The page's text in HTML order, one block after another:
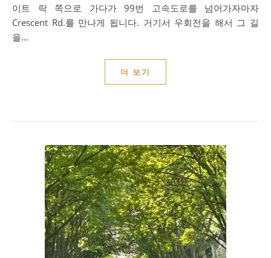
이트 락 쪽으로 가다가 99번 고속도로를 넘어가자마자
Crescent Rd.를 만나게 됩니다. 거기서 우회전을 해서 그 길
을…
더 보기